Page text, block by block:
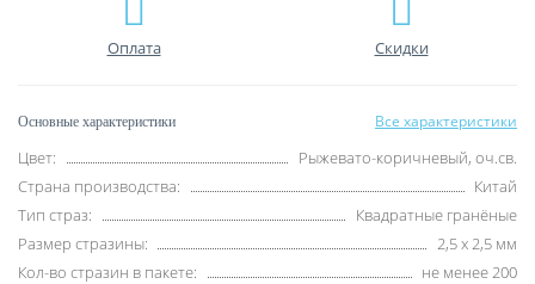
Оплата Скидки
Основные характеристики Все характеристики
Цвет:
Рыжевато-коричневый, оч.св.
Страна производства:
Китай
Тип страз:
Квадратные гранёные
Размер стразины:
2,5 х 2,5 мм
Кол-во стразин в пакете:
не менее 200